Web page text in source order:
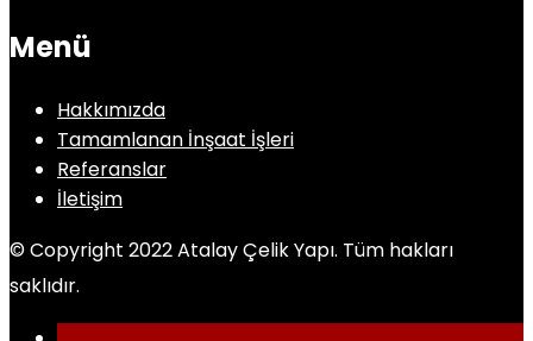
Menü
Hakkımızda
Tamamlanan İnşaat İşleri
Referanslar
İletişim
© Copyright 2022 Atalay Çelik Yapı. Tüm hakları
saklıdır.